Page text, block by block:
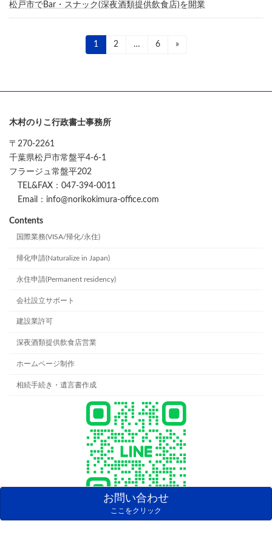
松戸市でBar・スナック(深夜酒類提供飲食店)を開業
ー
ジ
送
り
固
定
1
固
2 …
固
6 »
木村のりこ行政書士事務所
〒270-2261
千葉県松戸市常盤平4-6-1
フラージュ常盤平202
TEL&FAX：047-394-0011
Email：info@norikokimura-office.com
Contents
国際業務(VISA/帰化/永住)
帰化申請(Naturalize in Japan)
永住申請(Permanent residency)
会社設立サポート
建設業許可
深夜酒類提供飲食店営業
ホームページ制作
相続手続き・遺言書作成
LINEでのお問い合わせはこちら
お問い合わせ
ここをクリック